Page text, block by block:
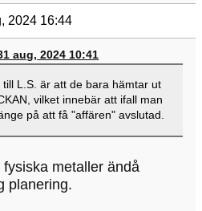
2024 16:44
aug, 2024 10:41
L.S. är att de bara hämtar ut
vilket innebär att ifall man
på att få "affären" avslutad.
metaller ändå
planering.